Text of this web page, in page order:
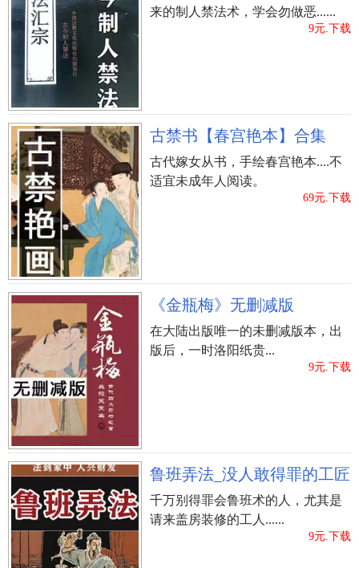
阴历 一八年 十一月 廿九日 阳历 01月 04日 星期
阴历 一八年 十一月 三十日 阳历 01月 05日 星期
农历十一月二十八卦象解析
老皇历今天艮卦 风雷益（益卦）损上益下 上卦
【象曰】：扭转乾坤吉气发，很多年枯木又盛开，
枝干再生多繁茂，几人见了几人夸。这一卦是异卦
（下震上巽）叠起。巽为风；震为雷。天雷波澜壮
阔，其势愈强，雷愈响，天雷相帮互长，交相帮
助。此卦与损卦反过来。它是损上以益下，后面一
种是损下以益上。二卦论述的是损益表的标准。
【工作】：胆大资金投入，敢于适用别人工作，必
相辅相成。英勇前行，胸怀坦荡。要是善解人意、
纯真、谦逊，工作必然日益增加，前途无可限量。
助人为乐宜及时，要在紧急，发展工作，內部团结
一致，民心所向，塑造毅力，不害怕冒险犯难。
【做生意】：勿追求完美蝇头小利，让有利于消费
者，反倒必获丰富盈利。切勿贪心不足。在碰到风
险时要向别人请教，争得诚信的支援。
来的制人禁法术，学会勿做恶......
9元.下载
古禁书【春宫艳本】合集
古代嫁女从书，手绘春宫艳本....不
适宜未成年人阅读。
69元.下载
《金瓶梅》无删减版
在大陆出版唯一的未删减版本，出
版后，一时洛阳纸贵...
9元.下载
鲁班弄法_没人敢得罪的工匠
千万别得罪会鲁班术的人，尤其是
请来盖房装修的工人......
9元.下载